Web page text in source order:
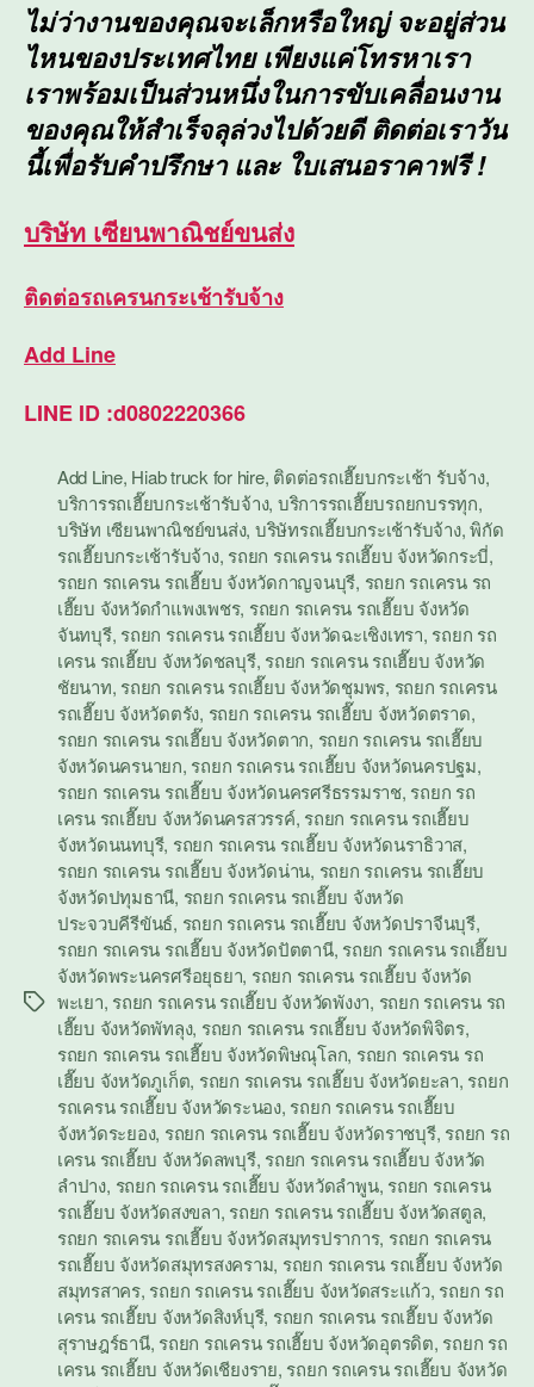
ไม่ว่างานของคุณจะเล็กหรือใหญ่ จะอยู่ส่วน
ไหนของประเทศไทย เพียงแค่โทรหาเรา
เราพร้อมเป็นส่วนหนึ่งในการขับเคลื่อนงาน
ของคุณให้สำเร็จลุล่วงไปด้วยดี ติดต่อเราวัน
นี้เพื่อรับคำปรึกษา และ ใบเสนอราคาฟรี !
บริษัท เซียนพาณิชย์ขนส่ง
ติดต่อรถเครนกระเช้ารับจ้าง
Add Line
LINE ID :d0802220366
Tags
Add Line, Hiab truck for hire, ติดต่อรถเฮี๊ยบกระเช้า รับจ้าง,
บริการรถเฮี๊ยบกระเช้ารับจ้าง, บริการรถเฮี๊ยบรถยกบรรทุก,
บริษัท เซียนพาณิชย์ขนส่ง, บริษัทรถเฮี๊ยบกระเช้ารับจ้าง,พิกัด
รถเฮี๊ยบกระเช้ารับจ้าง, รถยก รถเครน รถเฮี๊ยบ จังหวัดกระบี่,
รถยก รถเครน รถเฮี๊ยบ จังหวัดกาญจนบุรี, รถยก รถเครน รถ
เฮี๊ยบ จังหวัดกำแพงเพชร, รถยก รถเครน รถเฮี๊ยบ จังหวัด
จันทบุรี, รถยก รถเครน รถเฮี๊ยบ จังหวัดฉะเชิงเทรา, รถยก รถ
เครน รถเฮี๊ยบ จังหวัดชลบุรี, รถยก รถเครน รถเฮี๊ยบ จังหวัด
ชัยนาท, รถยก รถเครน รถเฮี๊ยบ จังหวัดชุมพร, รถยก รถเครน
รถเฮี๊ยบ จังหวัดตรัง, รถยก รถเครน รถเฮี๊ยบ จังหวัดตราด,
รถยก รถเครน รถเฮี๊ยบ จังหวัดตาก, รถยก รถเครน รถเฮี๊ยบ
จังหวัดนครนายก, รถยก รถเครน รถเฮี๊ยบ จังหวัดนครปฐม,
รถยก รถเครน รถเฮี๊ยบ จังหวัดนครศรีธรรมราช, รถยก รถ
เครน รถเฮี๊ยบ จังหวัดนครสวรรค์, รถยก รถเครน รถเฮี๊ยบ
จังหวัดนนทบุรี, รถยก รถเครน รถเฮี๊ยบ จังหวัดนราธิวาส,
รถยก รถเครน รถเฮี๊ยบ จังหวัดน่าน, รถยก รถเครน รถเฮี๊ยบ
จังหวัดปทุมธานี, รถยก รถเครน รถเฮี๊ยบ จังหวัด
ประจวบคีรีขันธ์, รถยก รถเครน รถเฮี๊ยบ จังหวัดปราจีนบุรี,
รถยก รถเครน รถเฮี๊ยบ จังหวัดปัตตานี, รถยก รถเครน รถเฮี๊ยบ
จังหวัดพระนครศรีอยุธยา, รถยก รถเครน รถเฮี๊ยบ จังหวัด
พะเยา, รถยก รถเครน รถเฮี๊ยบ จังหวัดพังงา, รถยก รถเครน รถ
เฮี๊ยบ จังหวัดพัทลุง, รถยก รถเครน รถเฮี๊ยบ จังหวัดพิจิตร,
รถยก รถเครน รถเฮี๊ยบ จังหวัดพิษณุโลก, รถยก รถเครน รถ
เฮี๊ยบ จังหวัดภูเก็ต, รถยก รถเครน รถเฮี๊ยบ จังหวัดยะลา, รถยก
รถเครน รถเฮี๊ยบ จังหวัดระนอง, รถยก รถเครน รถเฮี๊ยบ
จังหวัดระยอง, รถยก รถเครน รถเฮี๊ยบ จังหวัดราชบุรี, รถยก รถ
เครน รถเฮี๊ยบ จังหวัดลพบุรี, รถยก รถเครน รถเฮี๊ยบ จังหวัด
ลำปาง, รถยก รถเครน รถเฮี๊ยบ จังหวัดลำพูน, รถยก รถเครน
รถเฮี๊ยบ จังหวัดสงขลา, รถยก รถเครน รถเฮี๊ยบ จังหวัดสตูล,
รถยก รถเครน รถเฮี๊ยบ จังหวัดสมุทรปราการ, รถยก รถเครน
รถเฮี๊ยบ จังหวัดสมุทรสงคราม, รถยก รถเครน รถเฮี๊ยบ จังหวัด
สมุทรสาคร, รถยก รถเครน รถเฮี๊ยบ จังหวัดสระแก้ว, รถยก รถ
เครน รถเฮี๊ยบ จังหวัดสิงห์บุรี, รถยก รถเครน รถเฮี๊ยบ จังหวัด
สุราษฎร์ธานี, รถยก รถเครน รถเฮี๊ยบ จังหวัดอุตรดิต, รถยก รถ
เครน รถเฮี๊ยบ จังหวัดเชียงราย, รถยก รถเครน รถเฮี๊ยบ จังหวัด